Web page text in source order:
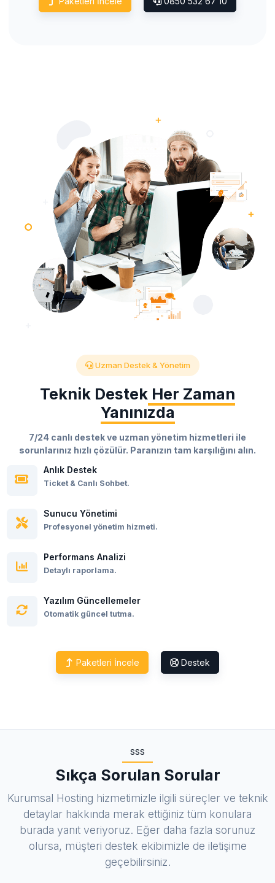
Uzman Destek & Yönetim
Teknik Destek Her Zaman
Yanınızda
7/24 canlı destek ve uzman yönetim hizmetleri ile
sorunlarınız hızlı çözülür. Paranızın tam karşılığını alın.
Anlık Destek
Ticket & Canlı Sohbet.
Sunucu Yönetimi
Profesyonel yönetim hizmeti.
Performans Analizi
Detaylı raporlama.
Yazılım Güncellemeler
Otomatik güncel tutma.
Paketleri İncele Destek
SSS
Sıkça Sorulan Sorular
Kurumsal Hosting hizmetimizle ilgili süreçler ve teknik
detaylar hakkında merak ettiğiniz tüm konulara
burada yanıt veriyoruz. Eğer daha fazla sorunuz
olursa, müşteri destek ekibimizle de iletişime
geçebilirsiniz.